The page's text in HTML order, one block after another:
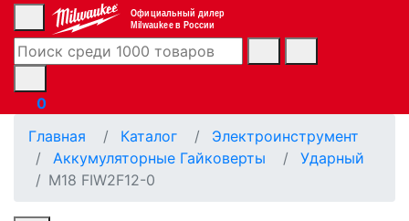
Официальный дилер
Milwaukee в России
0
Главная
Каталог
Электроинструмент
Аккумуляторные Гайковерты
Ударный
M18 FIW2F12-0